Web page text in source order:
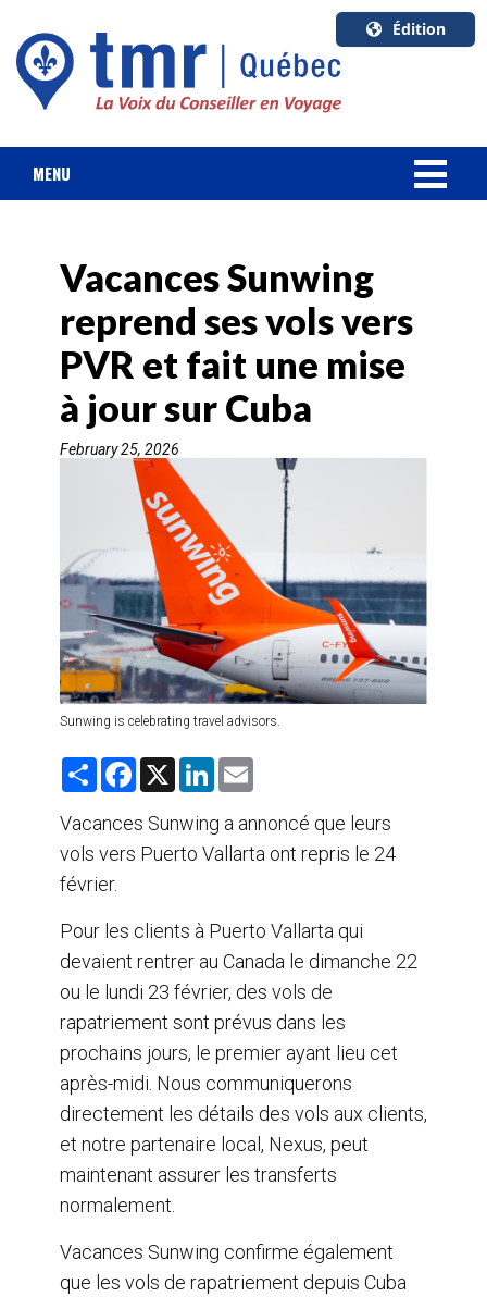
Édition
U.S.A.
English
Canada
Français
MENU
FORFAIT VACANCES
CROISIÈRES
HOTELS & RESORTS
DESTINATIONS
AGENTS DE VOYAGE
FORMATION & RESSOURCES
Vacances Sunwing
reprend ses vols vers
PVR et fait une mise
à jour sur Cuba
February 25, 2026
Sunwing is celebrating travel advisors.
S
r
e
F
e
b
o
X
L
k
e
d
i
l
Vacances Sunwing a annoncé que leurs
vols vers Puerto Vallarta ont repris le 24
février.
Pour les clients à Puerto Vallarta qui
devaient rentrer au Canada le dimanche 22
ou le lundi 23 février, des vols de
rapatriement sont prévus dans les
prochains jours, le premier ayant lieu cet
après-midi. Nous communiquerons
directement les détails des vols aux clients,
et notre partenaire local, Nexus, peut
maintenant assurer les transferts
normalement.
Vacances Sunwing confirme également
que les vols de rapatriement depuis Cuba